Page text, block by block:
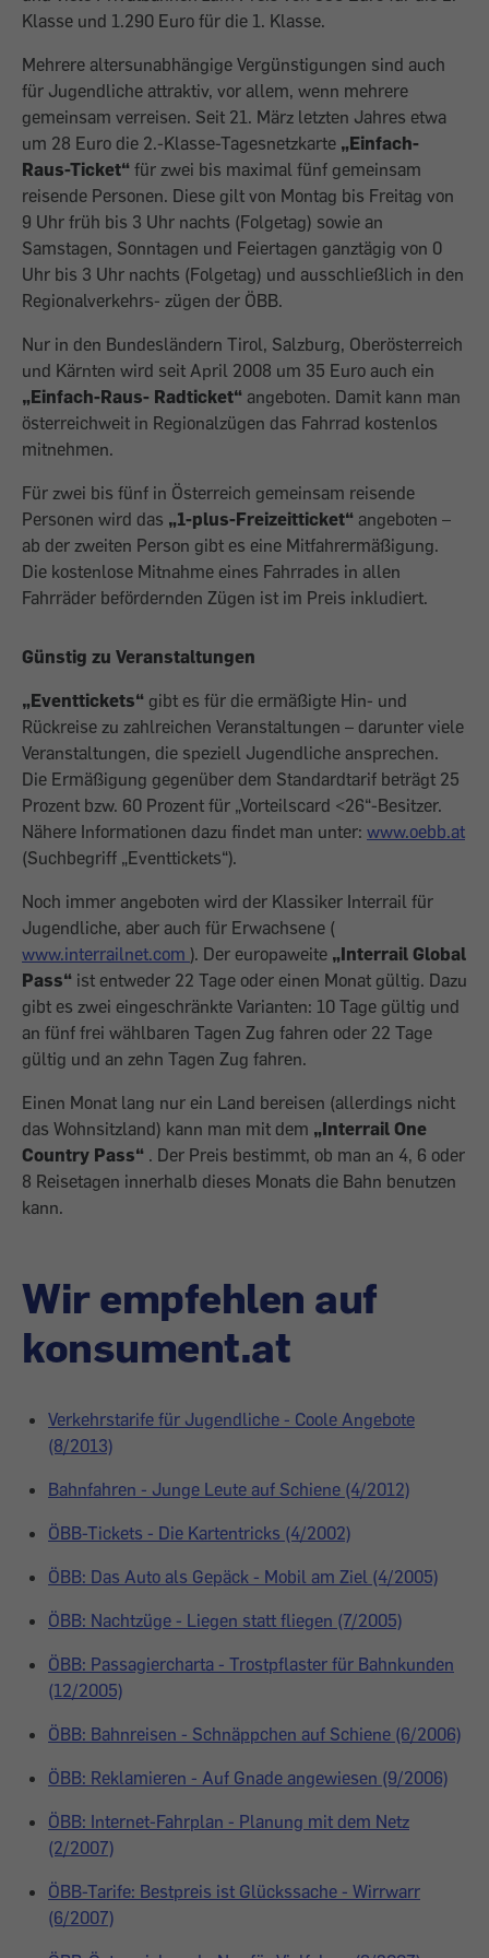
Klasse und 1.290 Euro für die 1. Klasse.
Mehrere altersunabhängige Vergünstigungen sind auch
für Jugendliche attraktiv, vor allem, wenn mehrere
gemeinsam verreisen. Seit 21. März letzten Jahres etwa
um 28 Euro die 2.-Klasse-Tagesnetzkarte „Einfach-
Raus-Ticket“ für zwei bis maximal fünf gemeinsam
reisende Personen. Diese gilt von Montag bis Freitag von
9 Uhr früh bis 3 Uhr nachts (Folgetag) sowie an
Samstagen, Sonntagen und Feiertagen ganztägig von 0
Uhr bis 3 Uhr nachts (Folgetag) und ausschließlich in den
Regionalverkehrs- zügen der ÖBB.
Nur in den Bundesländern Tirol, Salzburg, Oberösterreich
und Kärnten wird seit April 2008 um 35 Euro auch ein
„Einfach-Raus- Radticket“ angeboten. Damit kann man
österreichweit in Regionalzügen das Fahrrad kostenlos
mitnehmen.
Für zwei bis fünf in Österreich gemeinsam reisende
Personen wird das „1-plus-Freizeitticket“ angeboten –
ab der zweiten Person gibt es eine Mitfahrermäßigung.
Die kostenlose Mitnahme eines Fahrrades in allen
Fahrräder befördernden Zügen ist im Preis inkludiert.
Günstig zu Veranstaltungen
„Eventtickets“ gibt es für die ermäßigte Hin- und
Rückreise zu zahlreichen Veranstaltungen – darunter viele
Veranstaltungen, die speziell Jugendliche ansprechen.
Die Ermäßigung gegenüber dem Standardtarif beträgt 25
Prozent bzw. 60 Prozent für „Vorteilscard <26“-Besitzer.
Nähere Informationen dazu findet man unter: www.oebb.at
(Suchbegriff „Eventtickets“).
Noch immer angeboten wird der Klassiker Interrail für
Jugendliche, aber auch für Erwachsene (
www.interrailnet.com ). Der europaweite „Interrail Global
Pass“ ist entweder 22 Tage oder einen Monat gültig. Dazu
gibt es zwei eingeschränkte Varianten: 10 Tage gültig und
an fünf frei wählbaren Tagen Zug fahren oder 22 Tage
gültig und an zehn Tagen Zug fahren.
Einen Monat lang nur ein Land bereisen (allerdings nicht
das Wohnsitzland) kann man mit dem „Interrail One
Country Pass“ . Der Preis bestimmt, ob man an 4, 6 oder
8 Reisetagen innerhalb dieses Monats die Bahn benutzen
kann.
Wir empfehlen auf
konsument.at
Verkehrstarife für Jugendliche - Coole Angebote
(8/2013)
Bahnfahren - Junge Leute auf Schiene (4/2012)
ÖBB-Tickets - Die Kartentricks (4/2002)
ÖBB: Das Auto als Gepäck - Mobil am Ziel (4/2005)
ÖBB: Nachtzüge - Liegen statt fliegen (7/2005)
ÖBB: Passagiercharta - Trostpflaster für Bahnkunden
(12/2005)
ÖBB: Bahnreisen - Schnäppchen auf Schiene (6/2006)
ÖBB: Reklamieren - Auf Gnade angewiesen (9/2006)
ÖBB: Internet-Fahrplan - Planung mit dem Netz
(2/2007)
ÖBB-Tarife: Bestpreis ist Glückssache - Wirrwarr
(6/2007)